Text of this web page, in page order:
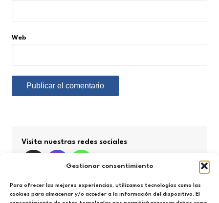
Gestionar consentimiento
Para ofrecer las mejores experiencias, utilizamos tecnologías como las
cookies para almacenar y/o acceder a la información del dispositivo. El
Web
Visita nuestras redes sociales